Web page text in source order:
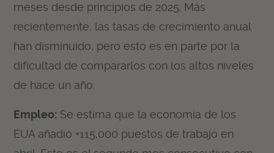
meses desde principios de 2025. Más
recientemente, las tasas de crecimiento anual
han disminuido, pero esto es en parte por la
dificultad de compararlos con los altos niveles
de hace un año.
Empleo: Se estima que la economía de los
EUA añadió +115,000 puestos de trabajo en